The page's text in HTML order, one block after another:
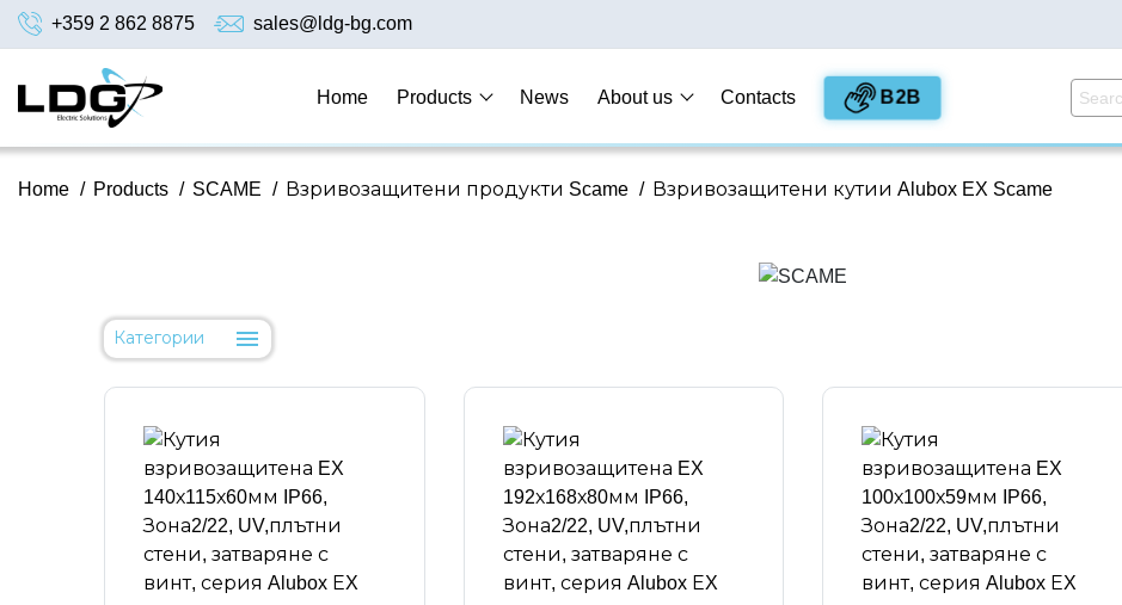
+359 2 862 8875 sales@ldg-bg.com
Home Products News About us Contacts B2B
/
Home /
Products /
SCAME /
Взривозащитени продукти Scame Взривозащитени кутии Alubox EX Scame
Категории